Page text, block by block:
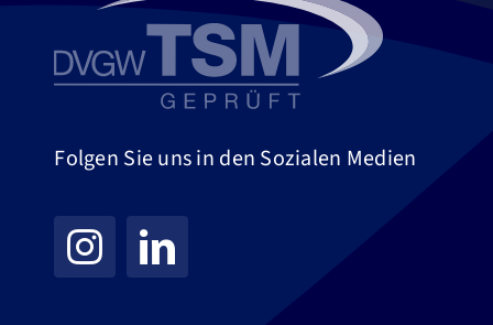
Folgen Sie uns in den Sozialen Medien